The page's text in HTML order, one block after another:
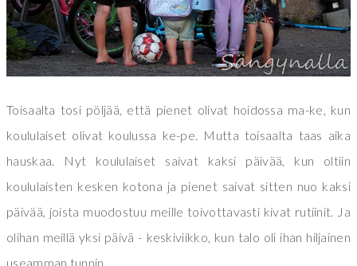
Toisaalta tosi pöljää, että pienet olivat hoidossa ma-ke, kun
koululaiset olivat koulussa ke-pe. Mutta toisaalta taas aika
hauskaa. Nyt koululaiset saivat kaksi päivää, kun oltiin
koululaisten kesken kotona ja pienet saivat sitten nuo kaksi
päivää, joista muodostuu meille toivottavasti kivat rutiinit. Ja
olihan meillä yksi päivä - keskiviikko, kun talo oli ihan hiljainen
useamman tunnin.